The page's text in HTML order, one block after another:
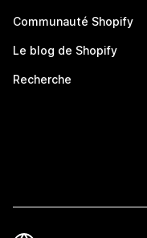
Communauté Shopify
Le blog de Shopify
Recherche